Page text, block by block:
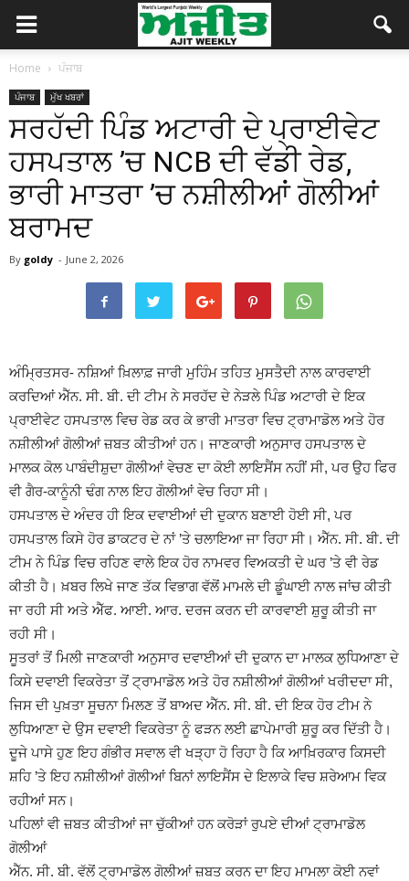
Home ਪੰਜਾਬ
ਪੰਜਾਬ ਮੁੱਖ ਖਬਰਾਂ
ਸਰਹੱਦੀ ਪਿੰਡ ਅਟਾਰੀ ਦੇ ਪ੍ਰਾਈਵੇਟ
ਹਸਪਤਾਲ ’ਚ NCB ਦੀ ਵੱਡੀ ਰੇਡ,
ਭਾਰੀ ਮਾਤਰਾ ’ਚ ਨਸ਼ੀਲੀਆਂ ਗੋਲੀਆਂ
ਬਰਾਮਦ
By goldy - June 2, 2026
ਅੰਮ੍ਰਿਤਸਰ- ਨਸ਼ਿਆਂ ਖ਼ਿਲਾਫ਼ ਜਾਰੀ ਮੁਹਿੰਮ ਤਹਿਤ ਮੁਸਤੈਦੀ ਨਾਲ ਕਾਰਵਾਈ
ਕਰਦਿਆਂ ਐੱਨ. ਸੀ. ਬੀ. ਦੀ ਟੀਮ ਨੇ ਸਰਹੱਦ ਦੇ ਨੇੜਲੇ ਪਿੰਡ ਅਟਾਰੀ ਦੇ ਇਕ
ਪ੍ਰਾਈਵੇਟ ਹਸਪਤਾਲ ਵਿਚ ਰੇਡ ਕਰ ਕੇ ਭਾਰੀ ਮਾਤਰਾ ਵਿਚ ਟ੍ਰਾਮਾਡੋਲ ਅਤੇ ਹੋਰ
ਨਸ਼ੀਲੀਆਂ ਗੋਲੀਆਂ ਜ਼ਬਤ ਕੀਤੀਆਂ ਹਨ। ਜਾਣਕਾਰੀ ਅਨੁਸਾਰ ਹਸਪਤਾਲ ਦੇ
ਮਾਲਕ ਕੋਲ ਪਾਬੰਦੀਸ਼ੁਦਾ ਗੋਲੀਆਂ ਵੇਚਣ ਦਾ ਕੋਈ ਲਾਇਸੈਂਸ ਨਹੀਂ ਸੀ, ਪਰ ਉਹ ਫਿਰ
ਵੀ ਗੈਰ-ਕਾਨੂੰਨੀ ਢੰਗ ਨਾਲ ਇਹ ਗੋਲੀਆਂ ਵੇਚ ਰਿਹਾ ਸੀ।
ਹਸਪਤਾਲ ਦੇ ਅੰਦਰ ਹੀ ਇਕ ਦਵਾਈਆਂ ਦੀ ਦੁਕਾਨ ਬਣਾਈ ਹੋਈ ਸੀ, ਪਰ
ਹਸਪਤਾਲ ਕਿਸੇ ਹੋਰ ਡਾਕਟਰ ਦੇ ਨਾਂ ’ਤੇ ਚਲਾਇਆ ਜਾ ਰਿਹਾ ਸੀ। ਐੱਨ. ਸੀ. ਬੀ. ਦੀ
ਟੀਮ ਨੇ ਪਿੰਡ ਵਿਚ ਰਹਿਣ ਵਾਲੇ ਇਕ ਹੋਰ ਨਾਮਵਰ ਵਿਅਕਤੀ ਦੇ ਘਰ ’ਤੇ ਵੀ ਰੇਡ
ਕੀਤੀ ਹੈ। ਖ਼ਬਰ ਲਿਖੇ ਜਾਣ ਤੱਕ ਵਿਭਾਗ ਵੱਲੋਂ ਮਾਮਲੇ ਦੀ ਡੂੰਘਾਈ ਨਾਲ ਜਾਂਚ ਕੀਤੀ
ਜਾ ਰਹੀ ਸੀ ਅਤੇ ਐੱਫ. ਆਈ. ਆਰ. ਦਰਜ ਕਰਨ ਦੀ ਕਾਰਵਾਈ ਸ਼ੁਰੂ ਕੀਤੀ ਜਾ
ਰਹੀ ਸੀ।
ਸੂਤਰਾਂ ਤੋਂ ਮਿਲੀ ਜਾਣਕਾਰੀ ਅਨੁਸਾਰ ਦਵਾਈਆਂ ਦੀ ਦੁਕਾਨ ਦਾ ਮਾਲਕ ਲੁਧਿਆਣਾ ਦੇ
ਕਿਸੇ ਦਵਾਈ ਵਿਕਰੇਤਾ ਤੋਂ ਟ੍ਰਾਮਾਡੋਲ ਅਤੇ ਹੋਰ ਨਸ਼ੀਲੀਆਂ ਗੋਲੀਆਂ ਖਰੀਦਦਾ ਸੀ,
ਜਿਸ ਦੀ ਪੁਖ਼ਤਾ ਸੂਚਨਾ ਮਿਲਣ ਤੋਂ ਬਾਅਦ ਐੱਨ. ਸੀ. ਬੀ. ਦੀ ਇਕ ਹੋਰ ਟੀਮ ਨੇ
ਲੁਧਿਆਣਾ ਦੇ ਉਸ ਦਵਾਈ ਵਿਕਰੇਤਾ ਨੂੰ ਫੜਨ ਲਈ ਛਾਪੇਮਾਰੀ ਸ਼ੁਰੂ ਕਰ ਦਿੱਤੀ ਹੈ।
ਦੂਜੇ ਪਾਸੇ ਹੁਣ ਇਹ ਗੰਭੀਰ ਸਵਾਲ ਵੀ ਖੜ੍ਹਾ ਹੋ ਰਿਹਾ ਹੈ ਕਿ ਆਖ਼ਿਰਕਾਰ ਕਿਸਦੀ
ਸ਼ਹਿ ’ਤੇ ਇਹ ਨਸ਼ੀਲੀਆਂ ਗੋਲੀਆਂ ਬਿਨਾਂ ਲਾਇਸੈਂਸ ਦੇ ਇਲਾਕੇ ਵਿਚ ਸ਼ਰੇਆਮ ਵਿਕ
ਰਹੀਆਂ ਸਨ।
ਪਹਿਲਾਂ ਵੀ ਜ਼ਬਤ ਕੀਤੀਆਂ ਜਾ ਚੁੱਕੀਆਂ ਹਨ ਕਰੋੜਾਂ ਰੁਪਏ ਦੀਆਂ ਟ੍ਰਾਮਾਡੋਲ
ਗੋਲੀਆਂ
ਐੱਨ. ਸੀ. ਬੀ. ਵੱਲੋਂ ਟ੍ਰਾਮਾਡੋਲ ਗੋਲੀਆਂ ਜ਼ਬਤ ਕਰਨ ਦਾ ਇਹ ਮਾਮਲਾ ਕੋਈ ਨਵਾਂ